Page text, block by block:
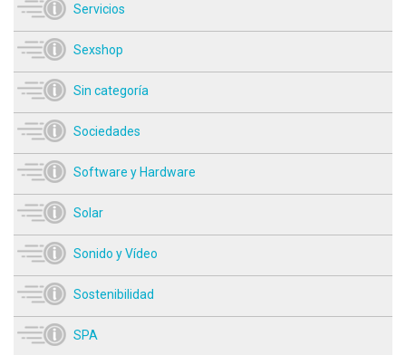
Servicios
Sexshop
Sin categoría
Sociedades
Software y Hardware
Solar
Sonido y Vídeo
Sostenibilidad
SPA